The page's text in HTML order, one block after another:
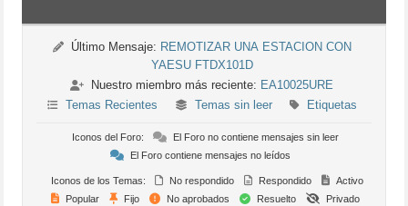
Último Mensaje: REMOTIZAR UNA ESTACION CON
YAESU FTDX101D
Nuestro miembro más reciente: EA10025URE
Temas Recientes
Temas sin leer Etiquetas
Iconos del Foro:
El Foro no contiene mensajes sin leer
El Foro contiene mensajes no leídos
Iconos de los Temas: No respondido Respondido
Activo
Popular
Fijo No aprobados Resuelto
Privado